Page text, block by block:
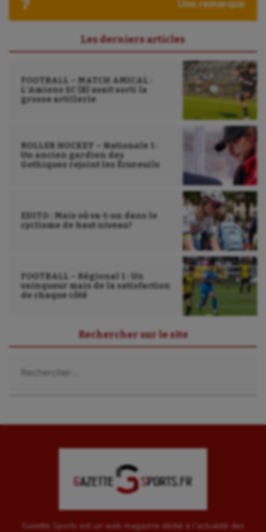
Une remarque
Les derniers articles
FOOTBALL – MATCH AMICAL :
L’Amiens SC (B) avait sorti la
grosse artillerie
ROLLER HOCKEY – Nationale 1 :
Un ancien gardien des
Gothiques rejoint les Écureuils
EDITO : Mais où va-t-on dans le
cyclisme de haut niveau?
FOOTBALL – Régional 1 : Un
vainqueur mais de la satisfaction
de chaque côté
Rechercher sur le site
Gazette Sports est un web magazine dédié à l'actualité des